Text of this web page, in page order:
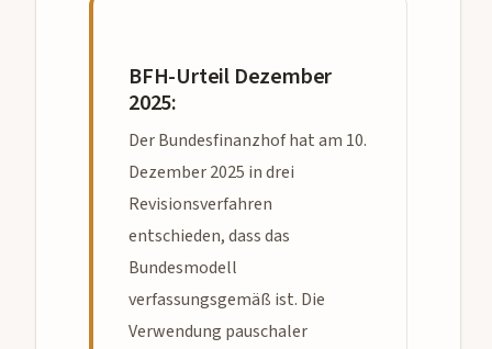
BFH-Urteil Dezember
2025:
Der Bundesfinanzhof hat am 10.
Dezember 2025 in drei
Revisionsverfahren
entschieden, dass das
Bundesmodell
verfassungsgemäß ist. Die
Verwendung pauschaler